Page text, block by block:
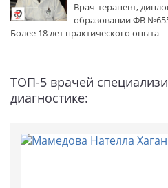
Врач-терапевт,
образовании ФВ
Более 18 лет практического опыта
ТОП-5 врачей
диагностике: